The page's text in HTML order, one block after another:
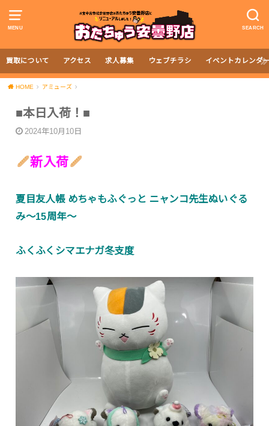
MENU SEARCH
買取について アクセス 求人募集 ウェブチラシ イベントカレンダ
HOME アミューズ
■本日入荷！■
2024年10月10日
新入荷
夏目友人帳 めちゃもふぐっと ニャンコ先生ぬいぐる
み〜15周年〜
ふくふくシマエナガ冬支度